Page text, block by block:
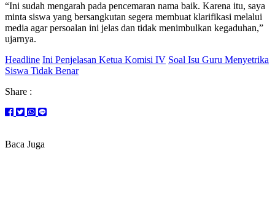
“Ini sudah mengarah pada pencemaran nama baik. Karena itu, saya
minta siswa yang bersangkutan segera membuat klarifikasi melalui
media agar persoalan ini jelas dan tidak menimbulkan kegaduhan,”
ujarnya.
Headline Ini Penjelasan Ketua Komisi IV Soal Isu Guru Menyetrika
Siswa Tidak Benar
Share :
Baca Juga